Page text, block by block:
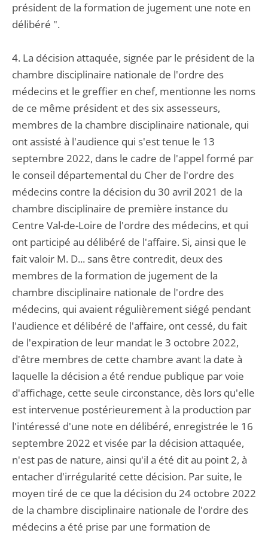
président de la formation de jugement une note en
délibéré ".
4. La décision attaquée, signée par le président de la
chambre disciplinaire nationale de l'ordre des
médecins et le greffier en chef, mentionne les noms
de ce même président et des six assesseurs,
membres de la chambre disciplinaire nationale, qui
ont assisté à l'audience qui s'est tenue le 13
septembre 2022, dans le cadre de l'appel formé par
le conseil départemental du Cher de l'ordre des
médecins contre la décision du 30 avril 2021 de la
chambre disciplinaire de première instance du
Centre Val-de-Loire de l'ordre des médecins, et qui
ont participé au délibéré de l'affaire. Si, ainsi que le
fait valoir M. D... sans être contredit, deux des
membres de la formation de jugement de la
chambre disciplinaire nationale de l'ordre des
médecins, qui avaient régulièrement siégé pendant
l'audience et délibéré de l'affaire, ont cessé, du fait
de l'expiration de leur mandat le 3 octobre 2022,
d'être membres de cette chambre avant la date à
laquelle la décision a été rendue publique par voie
d'affichage, cette seule circonstance, dès lors qu'elle
est intervenue postérieurement à la production par
l'intéressé d'une note en délibéré, enregistrée le 16
septembre 2022 et visée par la décision attaquée,
n'est pas de nature, ainsi qu'il a été dit au point 2, à
entacher d'irrégularité cette décision. Par suite, le
moyen tiré de ce que la décision du 24 octobre 2022
de la chambre disciplinaire nationale de l'ordre des
médecins a été prise par une formation de